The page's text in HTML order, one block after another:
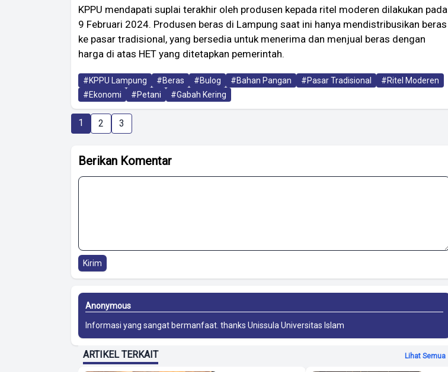
KPPU mendapati suplai terakhir oleh produsen kepada ritel moderen dilakukan pada
9 Februari 2024. Produsen beras di Lampung saat ini hanya mendistribusikan beras
ke pasar tradisional, yang bersedia untuk menerima dan menjual beras dengan
harga di atas HET yang ditetapkan pemerintah.
#KPPU Lampung #Beras #Bulog #Bahan Pangan #Pasar Tradisional
#Ritel Moderen
#Ekonomi
#Petani #Gabah Kering
1 2 3
Berikan Komentar
Kirim
Anonymous
Informasi yang sangat bermanfaat. thanks Unissula Universitas Islam
ARTIKEL TERKAIT Lihat Semua